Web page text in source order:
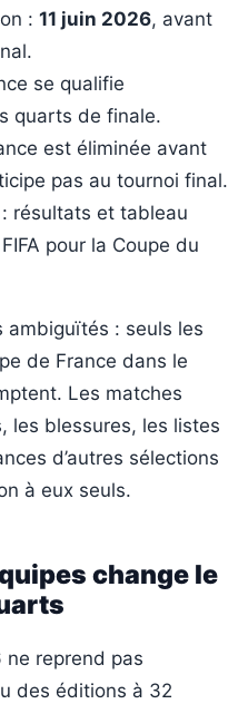
: 11 juin 2026, avant
se qualifie
quarts de finale.
est éliminée avant
pas au tournoi final.
résultats et tableau
pour la Coupe du
ambiguïtés : seuls les
de France dans le
Les matches
les blessures, les listes
d’autres sélections
à eux seuls.
change le
ne reprend pas
des éditions à 32